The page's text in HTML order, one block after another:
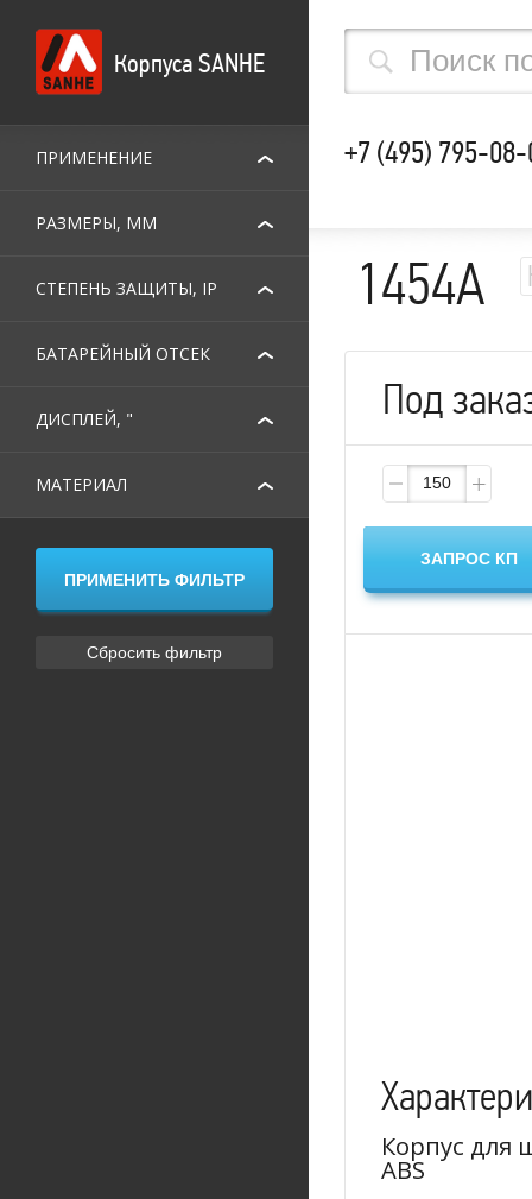
+7 (495) 795-
Корпуса SANHE
ПРИМЕНЕНИЕ
РАЗМЕРЫ, ММ
СТЕПЕНЬ ЗАЩИТЫ, IP
БАТАРЕЙНЫЙ ОТСЕК
ДИСПЛЕЙ, "
МАТЕРИАЛ
1454A
Под
Корпус для
ABS